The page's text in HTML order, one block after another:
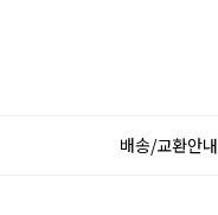
배송/교환안내